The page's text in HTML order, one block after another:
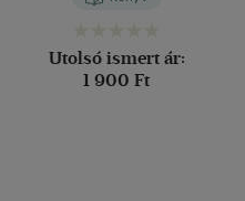
Utolsó ismert ár:
1 900 Ft